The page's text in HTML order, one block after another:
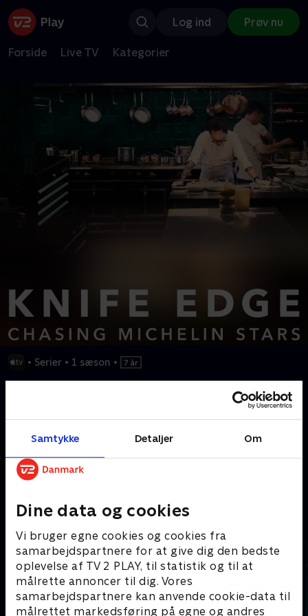
Samtykke Detaljer Om
Dine data og cookies
Vi bruger egne cookies og cookies fra
samarbejdspartnere for at give dig den bedste
oplevelse af TV 2 PLAY, til statistik og til at
målrette annoncer til dig. Vores
samarbejdspartnere kan anvende cookie-data til
målrettet markedsføring på egne og andres
Log ind Prøv nu
Forside Live TV Kategorier
• Serier • 1 sæson •
Oplev vilde højdepunkter og knusende lavpunkter, når verdens
bedste chefkokke jagter den ultimative anerkendelse: En
Michelinstjerne. De mystiske inspektører har aldrig afsløret
deres hemmeligheder... før nu.
Mere indhold fra Apple TV